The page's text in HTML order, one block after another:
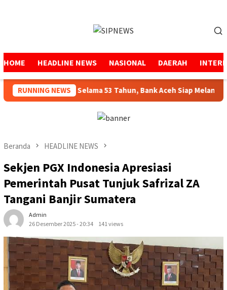
HOME HEADLINE NEWS NASIONAL DAERAH
RUNNING NEWS
Menjaga Amanah Selama 53 Tahun, Bank Aceh Siap Melangkah
Beranda HEADLINE NEWS
‎Sekjen PGX Indonesia Apresiasi
Pemerintah Pusat Tunjuk Safrizal ZA
Tangani Banjir Sumatera
Admin
26 Desember 2025 - 20:34
141 views